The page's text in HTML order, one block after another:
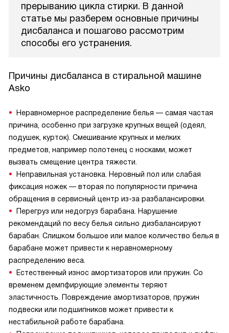
прерыванию цикла стирки. В данной
статье мы разберем основные причины
дисбаланса и пошагово рассмотрим
способы его устранения.
Причины дисбаланса в стиральной машине
Asko
Неравномерное распределение белья — самая частая
причина, особенно при загрузке крупных вещей (одеял,
подушек, курток). Смешивание крупных и мелких
предметов, например полотенец с носками, может
вызвать смещение центра тяжести.
Неправильная установка. Неровный пол или слабая
фиксация ножек — вторая по популярности причина
обращения в сервисный центр из-за разбалансировки.
Перегруз или недогруз барабана. Нарушение
рекомендаций по весу белья сильно дизбалансируют
барабан. Слишком большое или малое количество белья в
барабане может привести к неравномерному
распределению веса.
Естественный износ амортизаторов или пружин. Со
временем демпфирующие элементы теряют
эластичность. Повреждение амортизаторов, пружин
подвески или подшипников может привести к
нестабильной работе барабана.